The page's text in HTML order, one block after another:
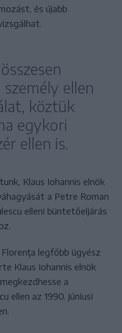
és újabb
ellen
köztük
egykori
ellen is.
Klaus Iohannis elnök
a Petre Roman
elleni büntetőeljárás
legfőbb ügyész
Klaus Iohannis elnök
a
ellen az 1990. júniusi